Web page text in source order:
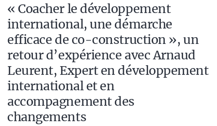
« Coacher le développement
international, une démarche
efficace de co-construction », un
retour d’expérience avec Arnaud
Leurent, Expert en développement
international et en
accompagnement des
changements